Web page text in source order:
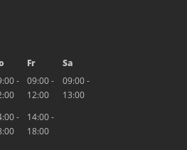
Fr
Sa
-
09:00 -
12:00
09:00 -
13:00
-
14:00 -
18:00